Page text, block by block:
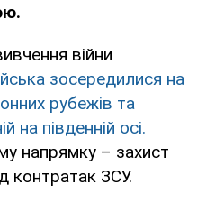
війни
зосередилися на
рубежів та
на південній осі.
напрямку – захист
контратак ЗСУ.